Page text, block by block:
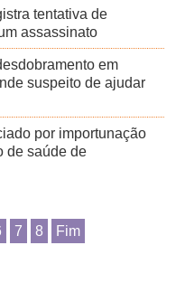
tentativa de
assassinato
em
suspeito de ajudar
por importunação
de saúde de
7 8 Fim